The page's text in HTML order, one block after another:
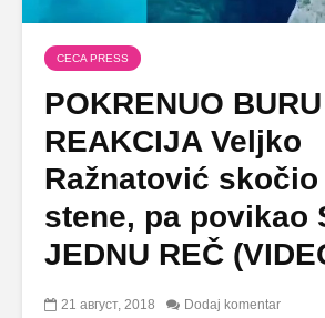
CECA PRESS
POKRENUO BURU
REAKCIJA Veljko
Ražnatović skočio
stene, pa povikao
JEDNU REČ
21 август, 2018 Dodaj komentar